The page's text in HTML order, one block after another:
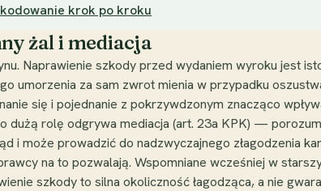
krok po kroku
żal i mediacja
Naprawienie szkody przed wydaniem wyroku jest
umorzenia za sam zwrot mienia w przypadku
się i pojednanie z pokrzywdzonym znacząco
dużą rolę odgrywa mediacja (art. 23a KPK) —
i może prowadzić do nadzwyczajnego złagodzenia
na to pozwalają. Wspomniane wcześniej w
szkody to silna okoliczność łagodząca, a nie